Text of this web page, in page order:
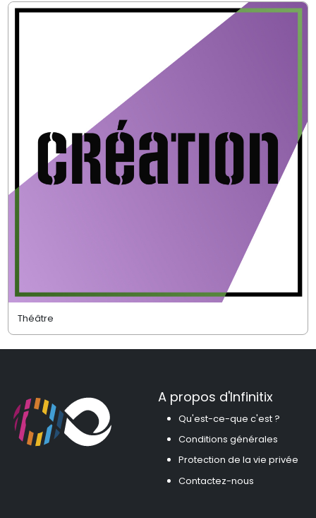
Théâtre
A propos d'Infinitix
Qu'est-ce-que c'est ?
Conditions générales
Protection de la vie privée
Contactez-nous